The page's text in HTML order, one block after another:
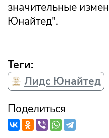
значительные
Юнайтед".
Теги:
Лидс Юнайтед
Поделиться